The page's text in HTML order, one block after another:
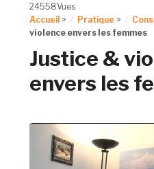
24558Vues
Accueil > Pratique >
violence envers les femmes
Justice &
envers les